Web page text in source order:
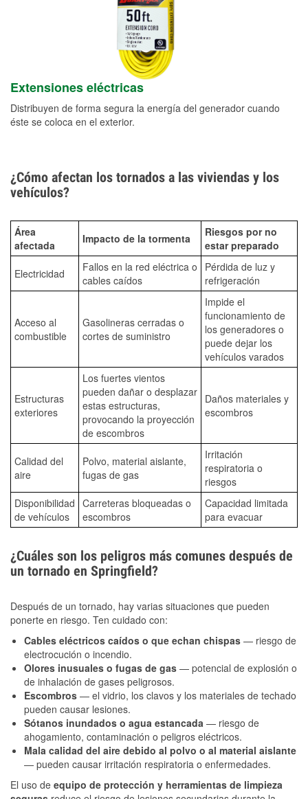
Extensiones eléctricas
Distribuyen de forma segura la energía del generador cuando
éste se coloca en el exterior.
¿Cómo afectan los tornados a las viviendas y los
vehículos?
Área
afectada
Impacto de la tormenta
Riesgos por no
estar preparado
Electricidad
Fallos en la red eléctrica o
cables caídos
Pérdida de luz y
refrigeración
Acceso al
combustible
Gasolineras cerradas o
cortes de suministro
Impide el
funcionamiento de
los generadores o
puede dejar los
vehículos varados
Estructuras
exteriores
Los fuertes vientos
pueden dañar o desplazar
estas estructuras,
provocando la proyección
de escombros
Daños materiales y
escombros
Calidad del
aire
Polvo, material aislante,
fugas de gas
Irritación
respiratoria o
riesgos
Disponibilidad
de vehículos
Carreteras bloqueadas o
escombros
Capacidad limitada
para evacuar
¿Cuáles son los peligros más comunes después de
un tornado en Springfield?
Después de un tornado, hay varias situaciones que pueden
ponerte en riesgo. Ten cuidado con:
Cables eléctricos caídos o que echan chispas — riesgo de
electrocución o incendio.
Olores inusuales o fugas de gas — potencial de explosión o
de inhalación de gases peligrosos.
Escombros — el vidrio, los clavos y los materiales de techado
pueden causar lesiones.
Sótanos inundados o agua estancada — riesgo de
ahogamiento, contaminación o peligros eléctricos.
Mala calidad del aire debido al polvo o al material aislante
— pueden causar irritación respiratoria o enfermedades.
El uso de equipo de protección y herramientas de limpieza